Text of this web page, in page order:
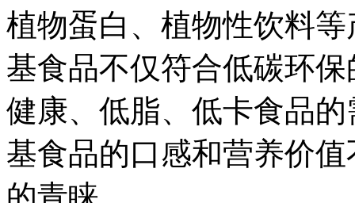
植物蛋白、植物性饮料
基食品不仅符合低碳环
健康、低脂、低卡食品
基食品的口感和营养价